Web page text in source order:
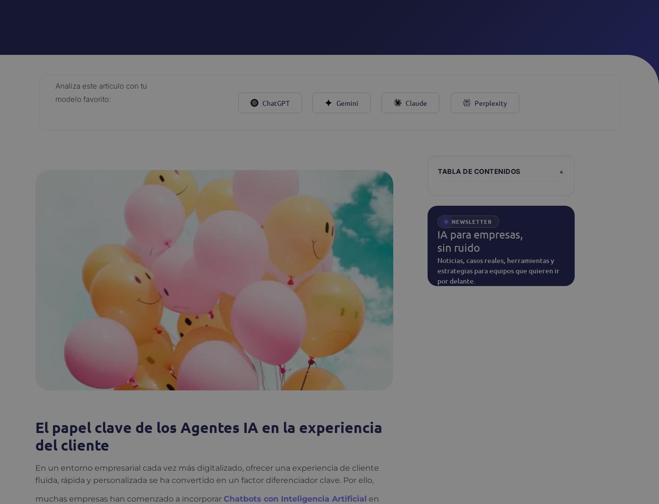
Ver todas
Analiza este artículo con tu
modelo favorito:
ChatGPT Gemini Claude Perplexity
El papel clave de los Agentes IA en la experiencia
del cliente
En un entorno empresarial cada vez más digitalizado, ofrecer una experiencia de cliente
fluida, rápida y personalizada se ha convertido en un factor diferenciador clave. Por ello,
muchas empresas han comenzado a incorporar Chatbots con Inteligencia Artificial en
TABLA DE CONTENIDOS ▲
NEWSLETTER
IA para empresas,
sin ruido
Noticias, casos reales, herramientas y
estrategias para equipos que quieren ir
por delante.